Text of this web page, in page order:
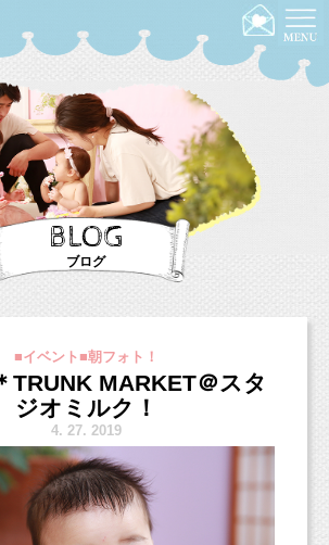
BLOG
ブログ
■イベント■朝フォト！
TRUNK MARKET＠スタ
ジオミルク！
4. 27. 2019